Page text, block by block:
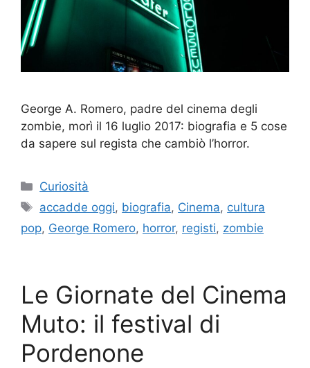
George A. Romero, padre del cinema degli
zombie, morì il 16 luglio 2017: biografia e 5 cose
da sapere sul regista che cambiò l’horror.
Categorie
Curiosità
Tag
accadde oggi, biografia, Cinema, cultura
pop, George Romero, horror, registi, zombie
Le Giornate del Cinema
Muto: il festival di
Pordenone